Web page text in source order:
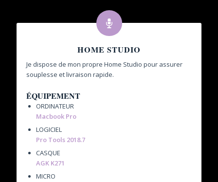
HOME STUDIO
Je dispose de mon propre Home Studio pour assurer
souplesse et livraison rapide.
ÉQUIPEMENT
ORDINATEUR
Macbook Pro
LOGICIEL
Pro Tools 2018.7
CASQUE
AGK K271
MICRO